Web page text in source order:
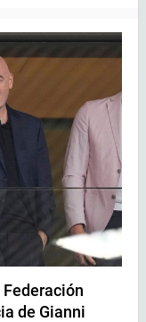
Federación
de Gianni